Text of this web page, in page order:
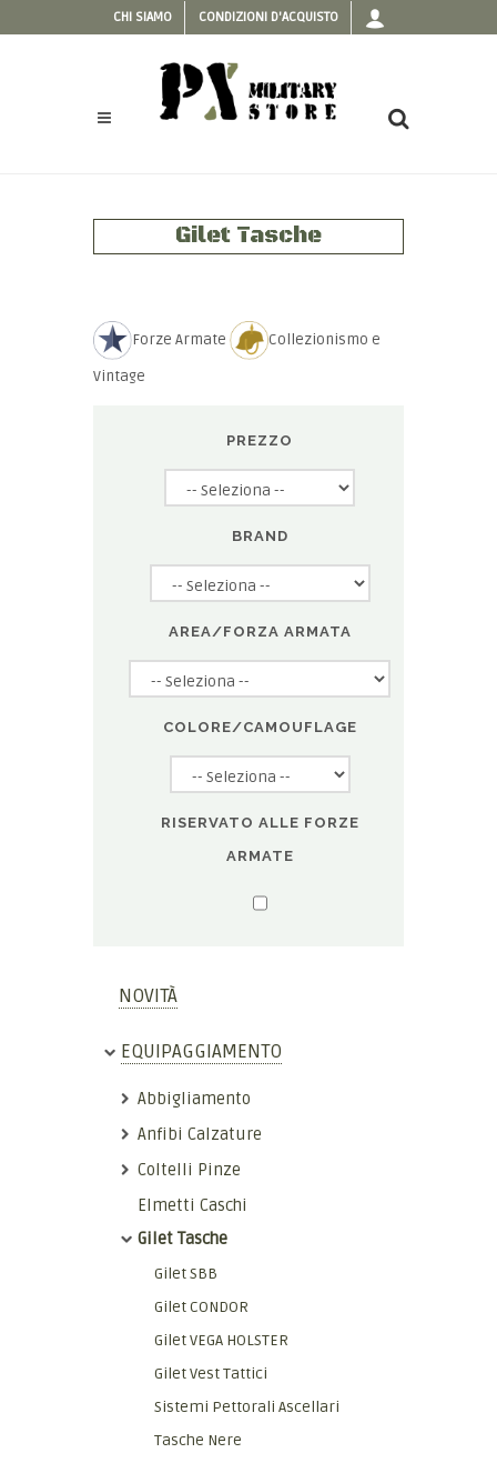
CHI SIAMO CONDIZIONI D'ACQUISTO
Gilet Tasche
Forze Armate Collezionismo e
Vintage
PREZZO
BRAND
AREA/FORZA ARMATA
COLORE/CAMOUFLAGE
RISERVATO ALLE FORZE
ARMATE
NOVITÀ
EQUIPAGGIAMENTO
Abbigliamento
Anfibi Calzature
Coltelli Pinze
Elmetti Caschi
Gilet Tasche
Gilet SBB
Gilet CONDOR
Gilet VEGA HOLSTER
Gilet Vest Tattici
Sistemi Pettorali Ascellari
Tasche Nere